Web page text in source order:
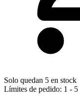
Solo quedan 5 en stock
Límites de pedido: 1 - 5